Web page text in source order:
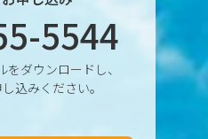
5544
ダウンロードし、
込みください。